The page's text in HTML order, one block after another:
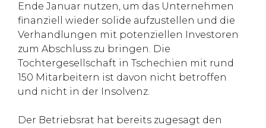
Ende Januar nutzen, um das Unternehmen
finanziell wieder solide aufzustellen und die
Verhandlungen mit potenziellen Investoren
zum Abschluss zu bringen. Die
Tochtergesellschaft in Tschechien mit rund
150 Mitarbeitern ist davon nicht betroffen
und nicht in der Insolvenz.
Der Betriebsrat hat bereits zugesagt den